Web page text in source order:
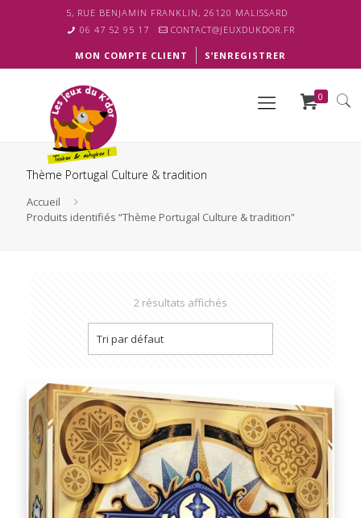
5, RUE BENJAMIN FRANKLIN, 26120 MALISSARD
06 47 52 95 17
CONTACT@JEUXDUKDOR.FR
MON COMPTE CLIENT S’ENREGISTRER
0
Thème Portugal Culture & tradition
Accueil
Produits identifiés “Thème Portugal Culture & tradition”
2 résultats affichés